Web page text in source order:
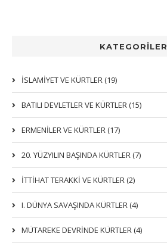
KATEGORİLER
İSLAMIYET VE KÜRTLER (19)
BATILI DEVLETLER VE KÜRTLER (15)
ERMENİLER VE KÜRTLER (17)
20. YÜZYILIN BAŞINDA KÜRTLER (7)
İTTIHAT TERAKKI VE KÜRTLER (2)
I. DÜNYA SAVAŞINDA KÜRTLER (4)
MÜTAREKE DEVRİNDE KÜRTLER (4)